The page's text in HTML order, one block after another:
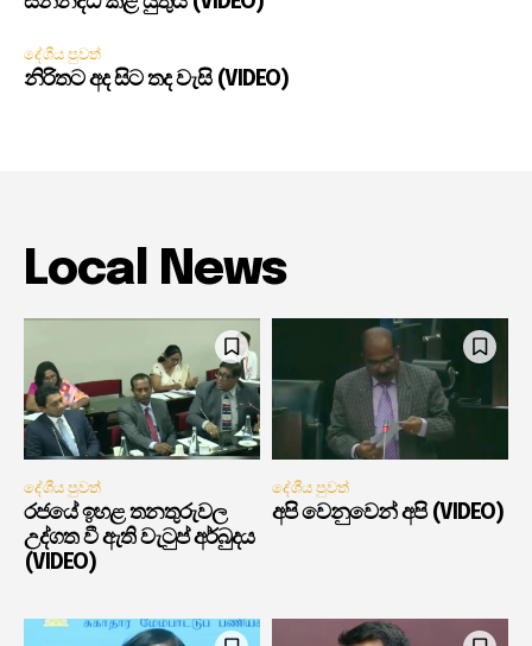
දේශීය පුවත්
නිරිතට අද සිට තද වැසි (VIDEO)
Local News
දේශීය පුවත්
රජයේ ඉහළ තනතුරුවල
උද්ගත වී ඇති වැටුප් අර්බුදය
(VIDEO)
දේශීය පුවත්
අපි වෙනුවෙන් අපි (VIDEO)